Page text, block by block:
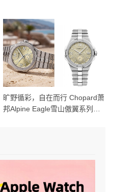
旷野循彩，自在而行 Chopard萧
邦Alpine Eagle雪山傲翼系列时